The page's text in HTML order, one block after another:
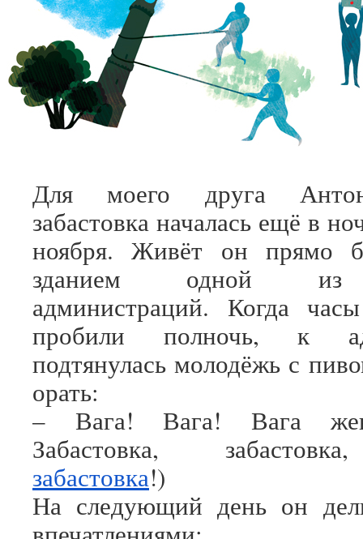
Для моего друга
забастовка началась ещё в
ноября. Живёт он прямо
зданием одной из
администраций. Когда
пробили полночь, к
подтянулась молодёжь с
орать:
– Вага! Вага! Вага
Забастовка,
забастовка!)
На следующий день он